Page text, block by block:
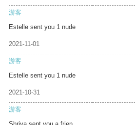
游客
Estelle sent you 1 nude
2021-11-01
游客
Estelle sent you 1 nude
2021-10-31
游客